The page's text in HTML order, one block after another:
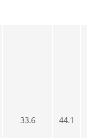
33.6 44.1